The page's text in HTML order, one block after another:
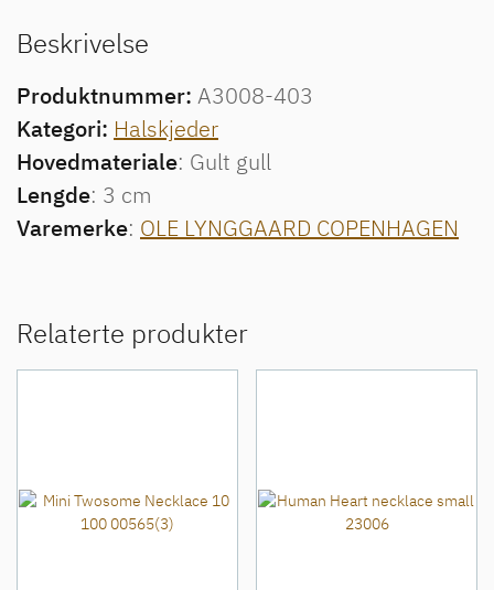
Beskrivelse
Produktnummer: A3008-403
Kategori: Halskjeder
Hovedmateriale: Gult gull
Lengde: 3 cm
Varemerke: OLE LYNGGAARD COPENHAGEN
Relaterte produkter